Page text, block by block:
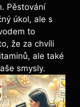
Pěstování
úkol, ale s
to
že za chvíli
ale také
smysly.